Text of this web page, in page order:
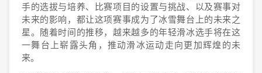
手的选拔与培养、比赛项目的设置与挑战、以及赛事对
未来的影响，都让这项赛事成为了冰雪舞台上的未来之
星。随着时间的推移，越来越多的年轻滑冰选手将在这
一舞台上崭露头角，推动滑冰运动走向更加辉煌的未
来。